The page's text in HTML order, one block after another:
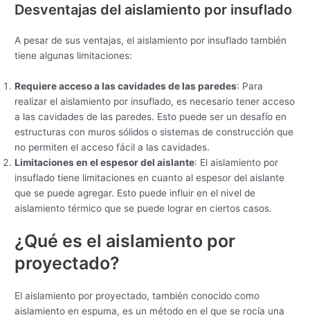
Desventajas del aislamiento por insuflado
A pesar de sus ventajas, el aislamiento por insuflado también
tiene algunas limitaciones:
Requiere acceso a las cavidades de las paredes: Para
realizar el aislamiento por insuflado, es necesario tener acceso
a las cavidades de las paredes. Esto puede ser un desafío en
estructuras con muros sólidos o sistemas de construcción que
no permiten el acceso fácil a las cavidades.
Limitaciones en el espesor del aislante: El aislamiento por
insuflado tiene limitaciones en cuanto al espesor del aislante
que se puede agregar. Esto puede influir en el nivel de
aislamiento térmico que se puede lograr en ciertos casos.
¿Qué es el aislamiento por
proyectado?
El aislamiento por proyectado, también conocido como
aislamiento en espuma, es un método en el que se rocía una